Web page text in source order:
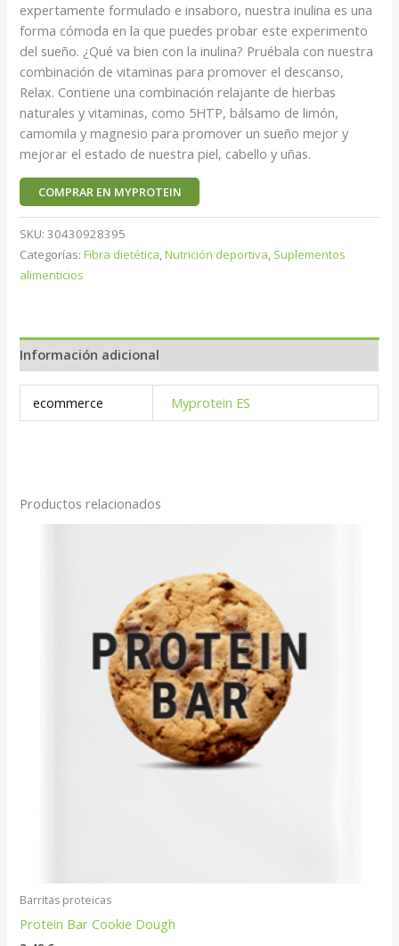
expertamente formulado e insaboro, nuestra inulina es una
forma cómoda en la que puedes probar este experimento
del sueño. ¿Qué va bien con la inulina? Pruébala con nuestra
combinación de vitaminas para promover el descanso,
Relax. Contiene una combinación relajante de hierbas
naturales y vitaminas, como 5HTP, bálsamo de limón,
camomila y magnesio para promover un sueño mejor y
mejorar el estado de nuestra piel, cabello y uñas.
COMPRAR EN MYPROTEIN
SKU:30430928395
Categorías:Fibra dietética,Nutrición deportiva, Suplementos
alimenticios
Información adicional
ecommerce Myprotein ES
Productos relacionados
Barritas proteicas
Protein Bar Cookie Dough